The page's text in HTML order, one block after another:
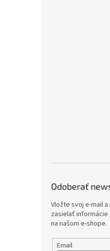
Odoberať
Vložte svoj e-mail
zasielať
na našom e-shope.
Email